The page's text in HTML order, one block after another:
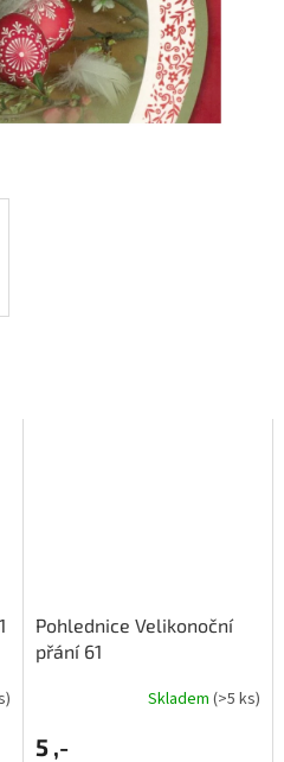
Pohlednice Velikonoční
přání 61
Skladem (>5 ks)
5 ,-